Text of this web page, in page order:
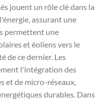
jouent un rôle clé dans la
assurant une
permettent une
et éoliens vers le
de ce dernier. Les
l'intégration des
et de micro-réseaux,
durables. Dans